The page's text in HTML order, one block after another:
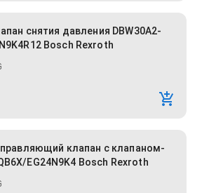
снятия давления DBW30A2-
Bosch Rexroth
клапан с клапаном-
EG24N9K4 Bosch Rexroth